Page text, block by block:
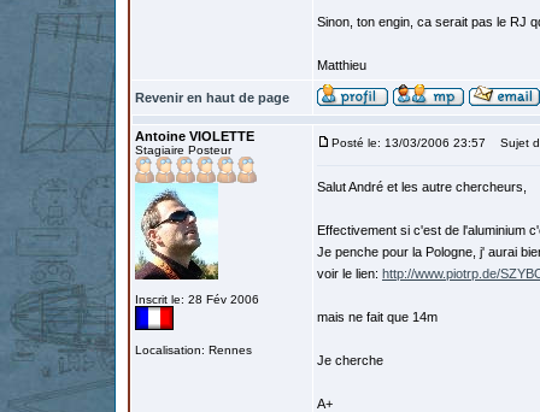
Sinon, ton engin, ca serait pas le RJ
Matthieu
Revenir en haut de page
Antoine VIOLETTE
Stagiaire Posteur
Inscrit le: 28 Fév 2006
Localisation: Rennes
Posté le: 13/03/2006 23:57 Sujet
Salut André et les autre chercheurs,
Effectivement si c'est de l'aluminium
Je penche pour la Pologne, j' aurai
voir le lien: http://www.piotrp.de/
mais ne fait que 14m
Je cherche
A+